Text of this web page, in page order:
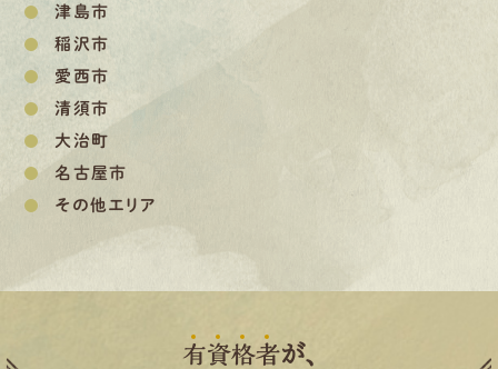
津島市
稲沢市
愛西市
清須市
大治町
名古屋市
その他エリア
有資格者が、